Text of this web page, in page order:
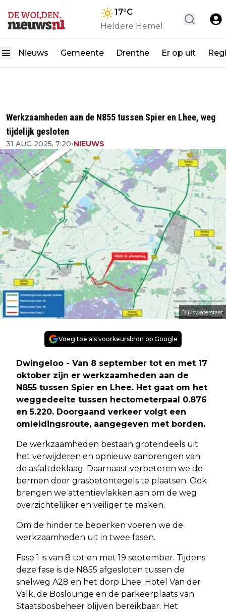
17°C
Heldere Hemel
Nieuws Gemeente Drenthe Er op uit
Werkzaamheden aan de N855 tussen Spier en Lhee, weg
tijdelijk gesloten
31 AUG 2025, 7:20•NIEUWS
Rijkswaterstaat
Voeg toe als voorkeursbron op Google
Dwingeloo - Van 8 september tot en met 17
oktober zijn er werkzaamheden aan de
N855 tussen Spier en Lhee. Het gaat om het
weggedeelte tussen hectometerpaal 0.876
en 5.220. Doorgaand verkeer volgt een
omleidingsroute, aangegeven met borden.
De werkzaamheden bestaan grotendeels uit
het verwijderen en opnieuw aanbrengen van
de asfaltdeklaag. Daarnaast verbeteren we de
bermen door grasbetontegels te plaatsen. Ook
brengen we attentievlakken aan om de weg
overzichtelijker en veiliger te maken.
Om de hinder te beperken voeren we de
werkzaamheden uit in twee fasen.
Fase 1 is van 8 tot en met 19 september. Tijdens
deze fase is de N855 afgesloten tussen de
snelweg A28 en het dorp Lhee. Hotel Van der
Valk, de Boslounge en de parkeerplaats van
Staatsbosbeheer blijven bereikbaar. Het